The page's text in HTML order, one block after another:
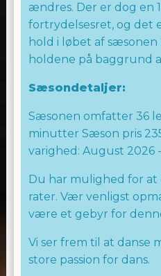
ændres. Der er dog en
fortrydelsesret, og det
hold i løbet af sæsonen
holdene på baggrund
Sæsondetaljer:
Sæsonen omfatter 36
minutter Sæson pris
varighed: August 2026
Du har mulighed for
rater. Vær venligst
være et gebyr for
Vi ser frem til at danse
store passion for dans.